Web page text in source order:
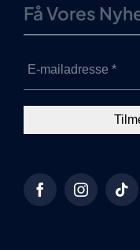
Få Vores